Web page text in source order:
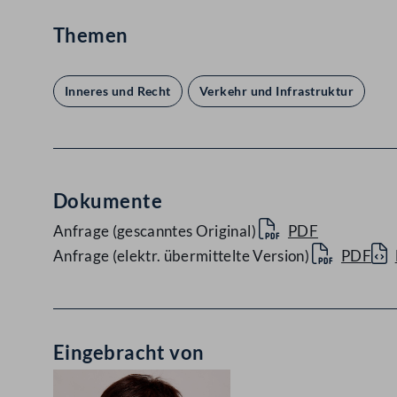
Themen
Inneres und Recht Verkehr und Infrastruktur
Dokumente
Anfrage (gescanntes Original)
PDF
Anfrage (elektr. übermittelte Version)
PDF
Eingebracht von